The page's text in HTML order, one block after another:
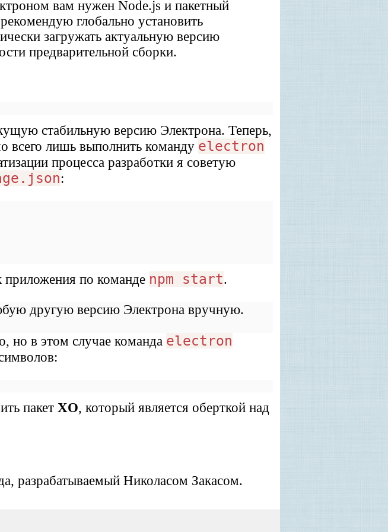
вам нужен Node.js и пакетный
глобально установить
загружать актуальную версию
предварительной сборки.
стабильную версию Электрона. Теперь,
всего лишь выполнить команду electron
процесса разработки я советую
:
приложения по команде npm start.
другую версию Электрона вручную.
но в этом случае команда electron
пакет XO, который является оберткой над
разрабатываемый Николасом Закасом.